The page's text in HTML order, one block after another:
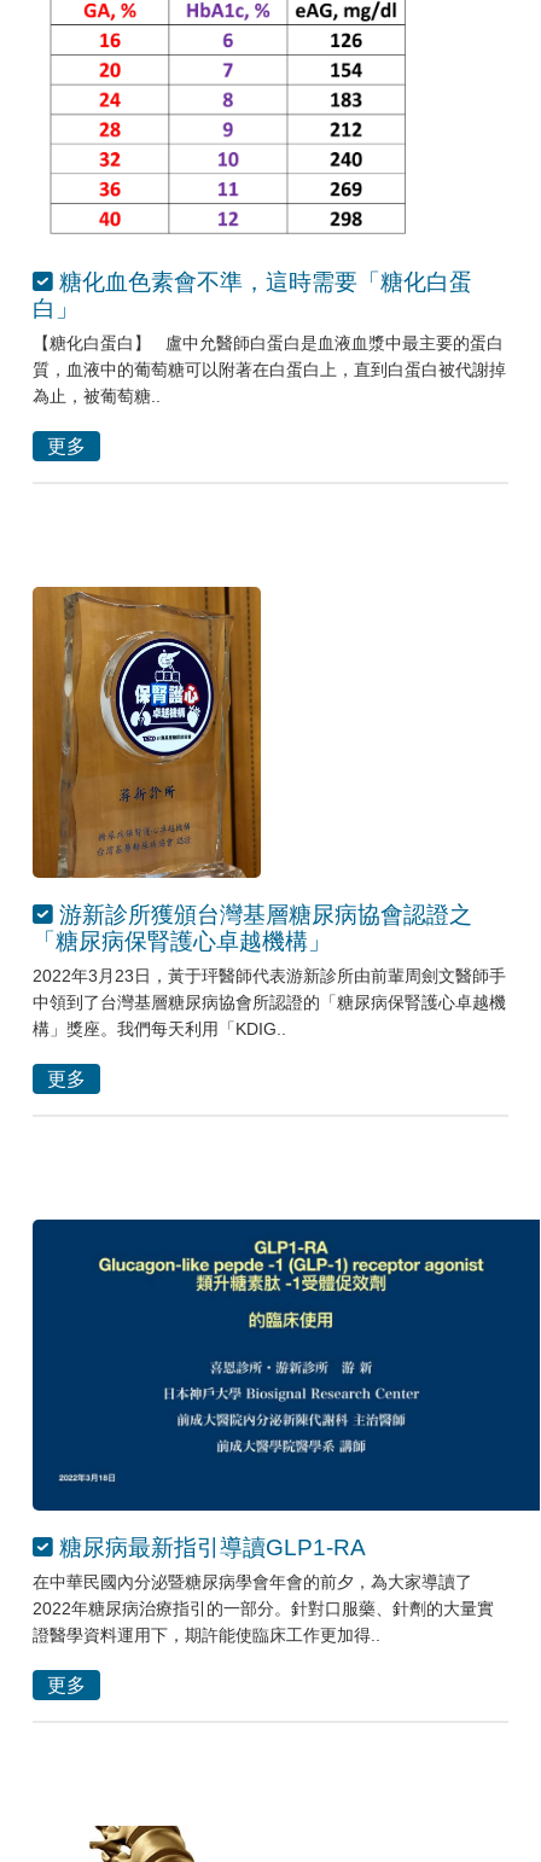
糖化血色素會不準，這時需要「糖化白蛋
白」
【糖化白蛋白】 盧中允醫師白蛋白是血液血漿中最主要的蛋白
質，血液中的葡萄糖可以附著在白蛋白上，直到白蛋白被代謝掉
為止，被葡萄糖..
更多
游新診所獲頒台灣基層糖尿病協會認證之
「糖尿病保腎護心卓越機構」
2022年3月23日，黃于玶醫師代表游新診所由前輩周劍文醫師手
中領到了台灣基層糖尿病協會所認證的「糖尿病保腎護心卓越機
構」獎座。我們每天利用「KDIG..
更多
糖尿病最新指引導讀GLP1-RA
在中華民國內分泌暨糖尿病學會年會的前夕，為大家導讀了
2022年糖尿病治療指引的一部分。針對口服藥、針劑的大量實
證醫學資料運用下，期許能使臨床工作更加得..
更多